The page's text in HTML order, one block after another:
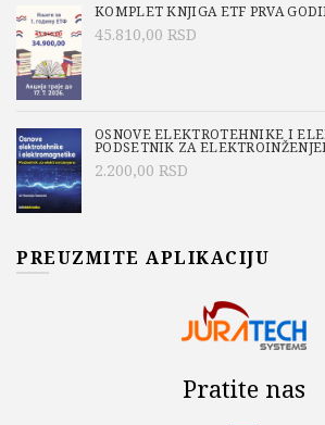
KOMPLET KNJIGA ETF PRVA
45.810,00 RSD
OSNOVE ELEKTROTEHNIKE I
PODSETNIK ZA
2.200,00 RSD
PREUZMITE APLIKACIJU
Pratite nas